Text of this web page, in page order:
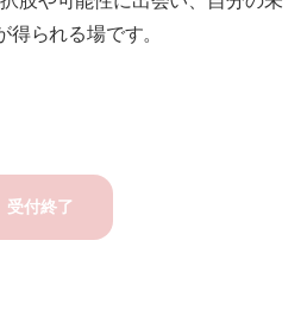
得られる場です。
受付終了